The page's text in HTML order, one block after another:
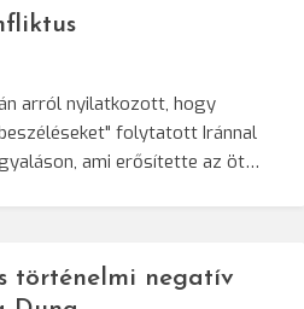
arról nyilatkozott, hogy
folytatott Iránnal
ami erősítette az öt…
történelmi negatív